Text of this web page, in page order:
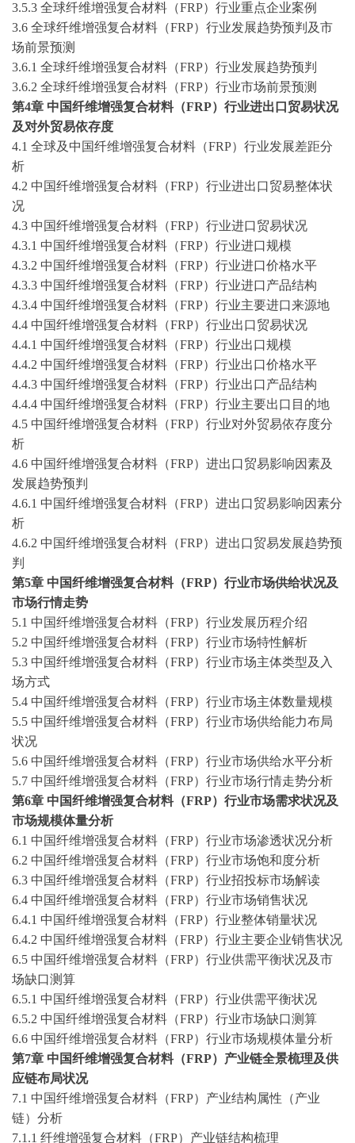
3.5.3 全球纤维增强复合材料（FRP）行业重点企业案例
3.6 全球纤维增强复合材料（FRP）行业发展趋势预判及市
场前景预测
3.6.1 全球纤维增强复合材料（FRP）行业发展趋势预判
3.6.2 全球纤维增强复合材料（FRP）行业市场前景预测
第4章 中国纤维增强复合材料（FRP）行业进出口贸易状况
及对外贸易依存度
4.1 全球及中国纤维增强复合材料（FRP）行业发展差距分
析
4.2 中国纤维增强复合材料（FRP）行业进出口贸易整体状
况
4.3 中国纤维增强复合材料（FRP）行业进口贸易状况
4.3.1 中国纤维增强复合材料（FRP）行业进口规模
4.3.2 中国纤维增强复合材料（FRP）行业进口价格水平
4.3.3 中国纤维增强复合材料（FRP）行业进口产品结构
4.3.4 中国纤维增强复合材料（FRP）行业主要进口来源地
4.4 中国纤维增强复合材料（FRP）行业出口贸易状况
4.4.1 中国纤维增强复合材料（FRP）行业出口规模
4.4.2 中国纤维增强复合材料（FRP）行业出口价格水平
4.4.3 中国纤维增强复合材料（FRP）行业出口产品结构
4.4.4 中国纤维增强复合材料（FRP）行业主要出口目的地
4.5 中国纤维增强复合材料（FRP）行业对外贸易依存度分
析
4.6 中国纤维增强复合材料（FRP）进出口贸易影响因素及
发展趋势预判
4.6.1 中国纤维增强复合材料（FRP）进出口贸易影响因素分
析
4.6.2 中国纤维增强复合材料（FRP）进出口贸易发展趋势预
判
第5章 中国纤维增强复合材料（FRP）行业市场供给状况及
市场行情走势
5.1 中国纤维增强复合材料（FRP）行业发展历程介绍
5.2 中国纤维增强复合材料（FRP）行业市场特性解析
5.3 中国纤维增强复合材料（FRP）行业市场主体类型及入
场方式
5.4 中国纤维增强复合材料（FRP）行业市场主体数量规模
5.5 中国纤维增强复合材料（FRP）行业市场供给能力布局
状况
5.6 中国纤维增强复合材料（FRP）行业市场供给水平分析
5.7 中国纤维增强复合材料（FRP）行业市场行情走势分析
第6章 中国纤维增强复合材料（FRP）行业市场需求状况及
市场规模体量分析
6.1 中国纤维增强复合材料（FRP）行业市场渗透状况分析
6.2 中国纤维增强复合材料（FRP）行业市场饱和度分析
6.3 中国纤维增强复合材料（FRP）行业招投标市场解读
6.4 中国纤维增强复合材料（FRP）行业市场销售状况
6.4.1 中国纤维增强复合材料（FRP）行业整体销量状况
6.4.2 中国纤维增强复合材料（FRP）行业主要企业销售状况
6.5 中国纤维增强复合材料（FRP）行业供需平衡状况及市
场缺口测算
6.5.1 中国纤维增强复合材料（FRP）行业供需平衡状况
6.5.2 中国纤维增强复合材料（FRP）行业市场缺口测算
6.6 中国纤维增强复合材料（FRP）行业市场规模体量分析
第7章 中国纤维增强复合材料（FRP）产业链全景梳理及供
应链布局状况
7.1 中国纤维增强复合材料（FRP）产业结构属性（产业
链）分析
7.1.1 纤维增强复合材料（FRP）产业链结构梳理